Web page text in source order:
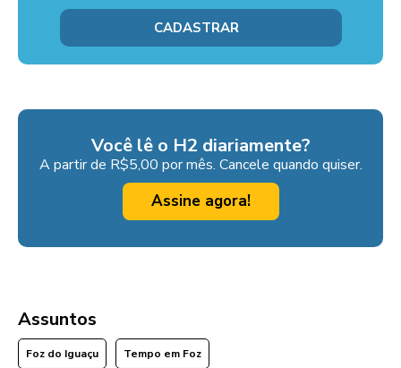
Você lê o H2 diariamente?
A partir de R$5,00 por mês. Cancele quando quiser.
Assine agora!
Assuntos
Foz do Iguaçu Tempo em Foz